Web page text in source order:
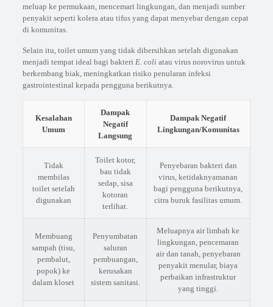
meluap ke permukaan, mencemari lingkungan, dan menjadi sumber
penyakit seperti kolera atau tifus yang dapat menyebar dengan cepat
di komunitas.
Selain itu, toilet umum yang tidak dibersihkan setelah digunakan
menjadi tempat ideal bagi bakteri E. coli atau virus norovirus untuk
berkembang biak, meningkatkan risiko penularan infeksi
gastrointestinal kepada pengguna berikutnya.
Kesalahan
Umum
Dampak
Negatif
Langsung
Dampak Negatif
Lingkungan/Komunitas
Tidak
membilas
toilet setelah
digunakan
Toilet kotor,
bau tidak
sedap, sisa
kotoran
terlihat.
Penyebaran bakteri dan
virus, ketidaknyamanan
bagi pengguna berikutnya,
citra buruk fasilitas umum.
Membuang
sampah (tisu,
pembalut,
popok) ke
dalam kloset
Penyumbatan
saluran
pembuangan,
kerusakan
sistem sanitasi.
Meluapnya air limbah ke
lingkungan, pencemaran
air dan tanah, penyebaran
penyakit menular, biaya
perbaikan infrastruktur
yang tinggi.